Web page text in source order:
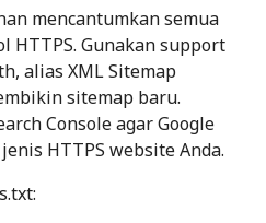
mencantumkan semua
HTTPS. Gunakan support
alias XML Sitemap
sitemap baru.
Console agar Google
HTTPS website Anda.